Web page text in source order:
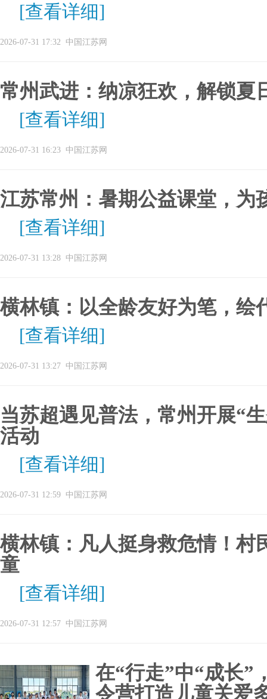
[查看详细]
2026-07-31 17:32 中国江苏网
常州武进：纳凉狂欢，解锁夏
[查看详细]
2026-07-31 16:23 中国江苏网
江苏常州：暑期公益课堂，为
[查看详细]
2026-07-31 13:28 中国江苏网
横林镇：以全龄友好为笔，绘
[查看详细]
2026-07-31 13:27 中国江苏网
当苏超遇见普法，常州开展“
活动
[查看详细]
2026-07-31 12:59 中国江苏网
横林镇：凡人挺身救危情！村
童
[查看详细]
2026-07-31 12:57 中国江苏网
在“行走”中“成长”
令营打造儿童关爱